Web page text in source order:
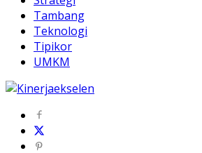
Tambang
Teknologi
Tipikor
UMKM